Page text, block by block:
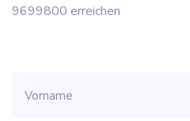
9699800 erreichen